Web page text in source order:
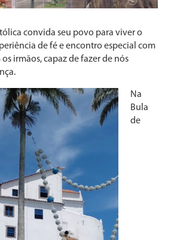
convida seu povo para viver o
de fé e encontro especial com
irmãos, capaz de fazer de nós
Na
Bula
de